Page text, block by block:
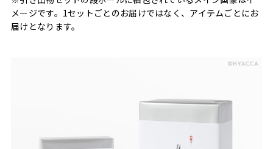
メージです。1セットごとのお届けではなく、アイテムごとにお
届けとなります。